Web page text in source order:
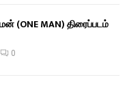
(ONE MAN) திரைப்படம்
0